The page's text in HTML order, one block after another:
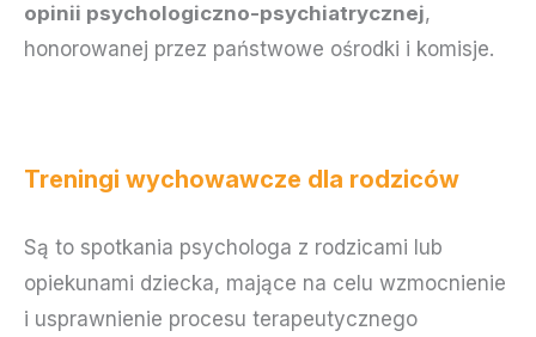
opinii psychologiczno-psychiatrycznej,
honorowanej przez państwowe ośrodki i komisje.
Treningi wychowawcze dla rodziców
Są to spotkania psychologa z rodzicami lub
opiekunami dziecka, mające na celu wzmocnienie
i usprawnienie procesu terapeutycznego